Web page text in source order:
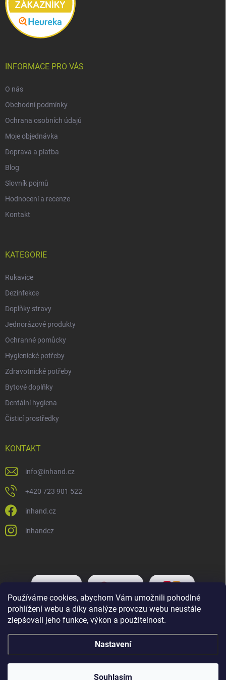
Používáme cookies, abychom Vám umožnili pohodlné
prohlížení webu a díky analýze provozu webu neustále
zlepšovali jeho funkce, výkon a použitelnost.
Nastavení
Souhlasím
INFORMACE PRO VÁS
O nás
Obchodní podmínky
Ochrana osobních údajů
Moje objednávka
Doprava a platba
Blog
Slovník pojmů
Hodnocení a recenze
Kontakt
KATEGORIE
Rukavice
Dezinfekce
Doplňky stravy
Jednorázové produkty
Ochranné pomůcky
Hygienické potřeby
Zdravotnické potřeby
Bytové doplňky
Dentální hygiena
Čisticí prostředky
KONTAKT
info@inhand.cz
+420 723 901 522
inhand.cz
inhandcz
Copyright 2026Inhand.cz. Všechna práva vyhrazena.Upravit nastavení
cookies